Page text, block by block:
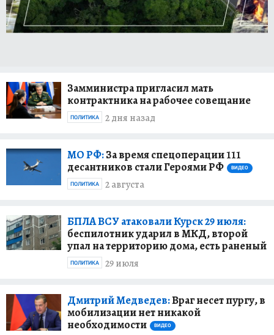
Замминистра пригласил мать
контрактника на рабочее совещание
2 дня назад
ПОЛИТИКА
МО РФ:За время спецоперации 111
десантников стали Героями РФ
ВИДЕО
2 августа
ПОЛИТИКА
БПЛА ВСУ атаковали Курск 29 июля:
беспилотник ударил в МКД, второй
упал на территорию дома, есть раненый
29 июля
ПОЛИТИКА
Дмитрий Медведев:Враг несет пургу, в
мобилизации нет никакой
необходимости
ВИДЕО